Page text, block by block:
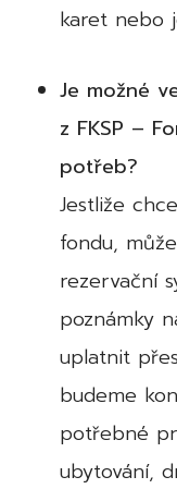
karet nebo
Je možné
z FKSP –
potřeb?
Jestliže
fondu,
rezervační
poznámky
uplatnit
budeme
potřebné
ubytování,